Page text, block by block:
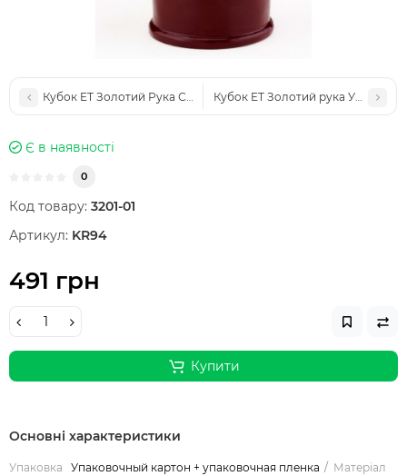
Кубок ET Золотий Рука Супер лайк Like (KR96)
Кубок ET Золотий рука Указ
Є в наявності
0
Код товару: 3201-01
Артикул: KR94
491 грн
Купити
Основні характеристики
Упаковка Упаковочный картон + упаковочная пленка
Матеріал